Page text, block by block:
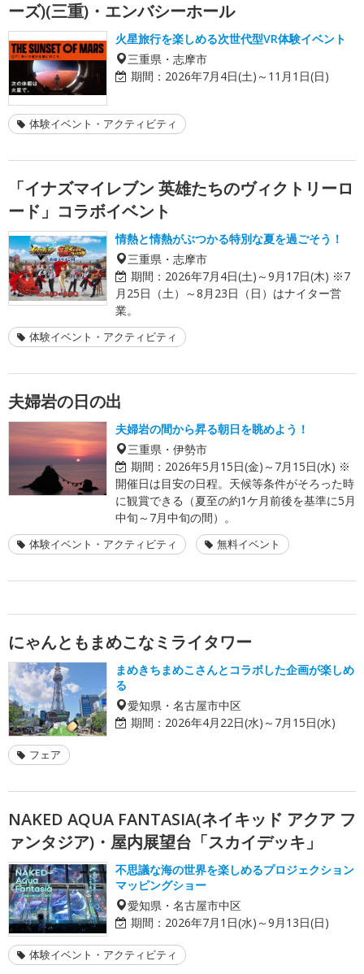
ーズ)(三重)・エンバシーホール
火星旅行を楽しめる次世代型VR体験イベント
三重県・志摩市
期間： 2026年7月4日(土)～11月1日(日)
体験イベント・アクティビティ
「イナズマイレブン 英雄たちのヴィクトリーロ
ード」コラボイベント
情熱と情熱がぶつかる特別な夏を過ごそう！
三重県・志摩市
期間： 2026年7月4日(土)～9月17日(木) ※7
月25日（土）～8月23日（日）はナイター営
業。
体験イベント・アクティビティ
夫婦岩の日の出
夫婦岩の間から昇る朝日を眺めよう！
三重県・伊勢市
期間： 2026年5月15日(金)～7月15日(水) ※
開催日は目安の日程。天候等条件がそろった時
に観賞できる（夏至の約1ケ月前後を基準に5月
中旬～7月中旬の間）。
体験イベント・アクティビティ 無料イベント
にゃんともまめこなミライタワー
まめきちまめこさんとコラボした企画が楽しめ
る
愛知県・名古屋市中区
期間： 2026年4月22日(水)～7月15日(水)
フェア
NAKED AQUA FANTASIA(ネイキッド アクア フ
ァンタジア)・屋内展望台「スカイデッキ」
不思議な海の世界を楽しめるプロジェクション
マッピングショー
愛知県・名古屋市中区
期間： 2026年7月1日(水)～9月13日(日)
体験イベント・アクティビティ